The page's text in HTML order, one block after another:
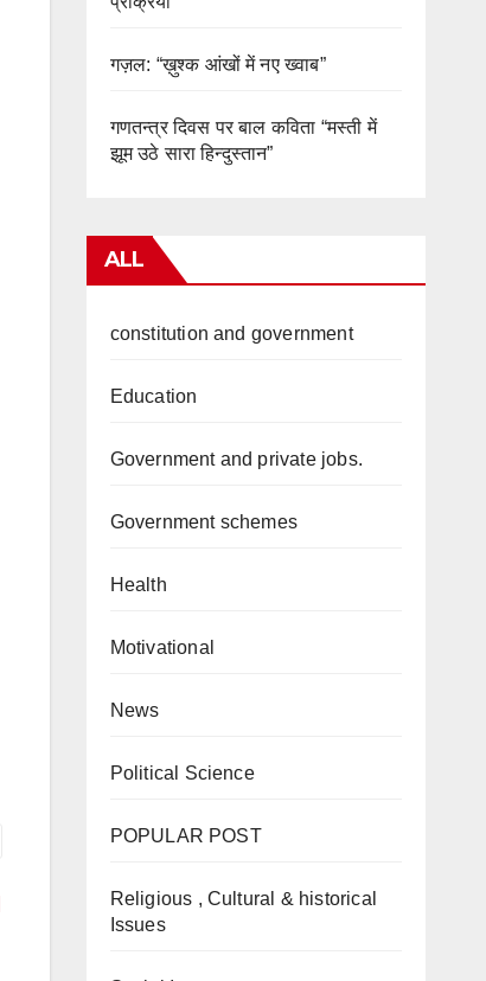
गज़ल: “ख़ुश्क आंखों में नए ख्वाब”
गणतन्त्र दिवस पर बाल कविता “मस्ती में
झूम उठे सारा हिन्दुस्तान”
ALL
constitution and government
Education
Government and private jobs.
Government schemes
Health
Motivational
News
Political Science
POPULAR POST
Religious , Cultural & historical
Issues